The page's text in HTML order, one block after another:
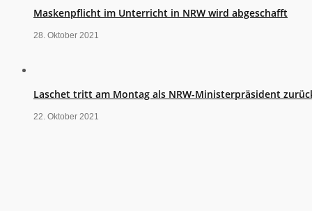
Maskenpflicht im Unterricht in NRW wird abgeschafft
28. Oktober 2021
Laschet tritt am Montag als NRW-Ministerpräsident
22. Oktober 2021